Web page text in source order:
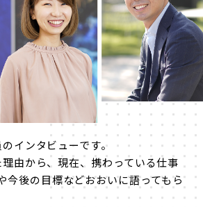
インタビューです。
理由から、現在、携わっている仕事
今後の目標などおおいに語ってもら